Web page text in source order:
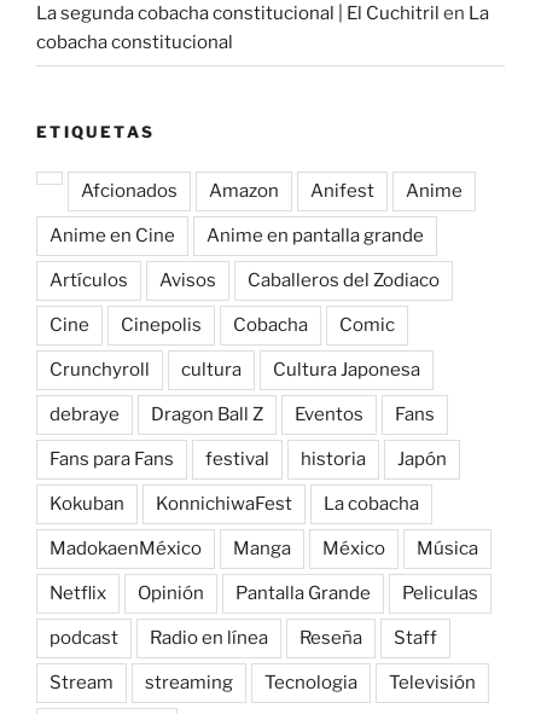
La segunda cobacha constitucional | El Cuchitril en La
cobacha constitucional
ETIQUETAS
Afcionados Amazon Anifest Anime
Anime en Cine Anime en pantalla grande
Artículos Avisos Caballeros del Zodiaco
Cine Cinepolis Cobacha Comic
Crunchyroll cultura Cultura Japonesa
debraye Dragon Ball Z Eventos Fans
Fans para Fans festival historia Japón
Kokuban KonnichiwaFest La cobacha
MadokaenMéxico Manga México Música
Netflix Opinión Pantalla Grande Peliculas
podcast Radio en línea Reseña Staff
Stream streaming Tecnologia Televisión